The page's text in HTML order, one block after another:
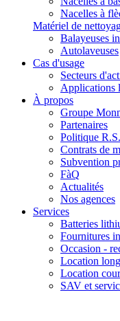
Nacelles à
Matériel de
Balayeuses
Autolaveuses
Cas d'usage
Secteurs
Applications
À propos
Groupe
Partenaires
Politique
Contrats de
Subvention
FàQ
Actualités
Nos agences
Services
Batteries
Fournitures
Occasion -
Location
Location
SAV et